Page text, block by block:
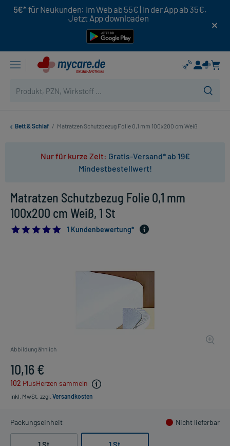
5€* für Neukunden: Im Web ab 55€ | In der App ab 35€.
Jetzt App downloaden
Bett & Schlaf / Matratzen Schutzbezug Folie 0,1 mm 100x200 cm Weiß
Nur für kurze Zeit: Gratis-Versand* ab 19€
Mindestbestellwert!
Matratzen Schutzbezug Folie 0,1 mm
100x200 cm Weiß, 1 St
5.01 Kundenbewertung*
Abbildung ähnlich
10,16 €
102 PlusHerzen sammeln
inkl. MwSt. zzgl. Versandkosten
Packungseinheit Nicht lieferbar